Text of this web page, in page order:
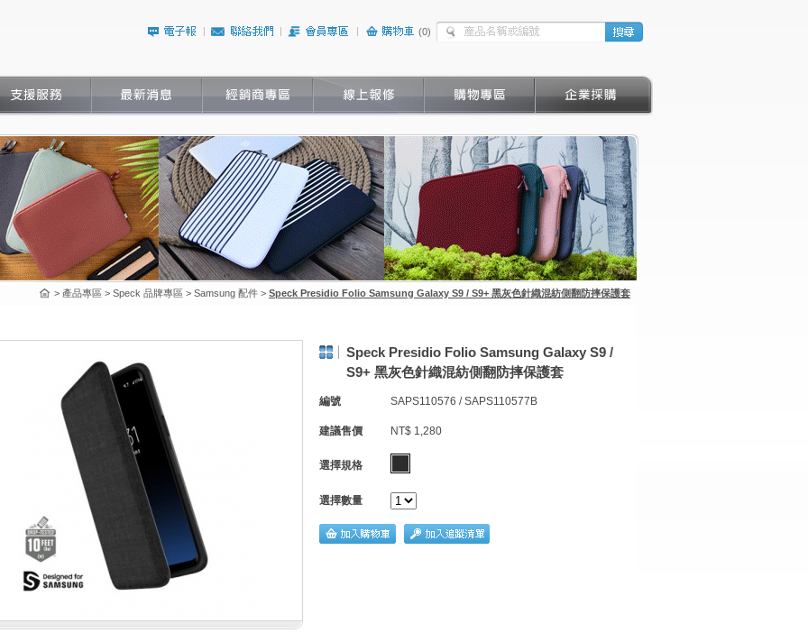
(0)
> 產品專區 > Speck 品牌專區 > Samsung 配件 > Speck Presidio Folio Samsung Galaxy S9 / S9+ 黑灰色針織混紡側翻防摔保護套
Speck Presidio Folio Samsung Galaxy S9 /
S9+ 黑灰色針織混紡側翻防摔保護套
編號 SAPS110576 / SAPS110577B
建議售價 NT$ 1,280
選擇規格
選擇數量